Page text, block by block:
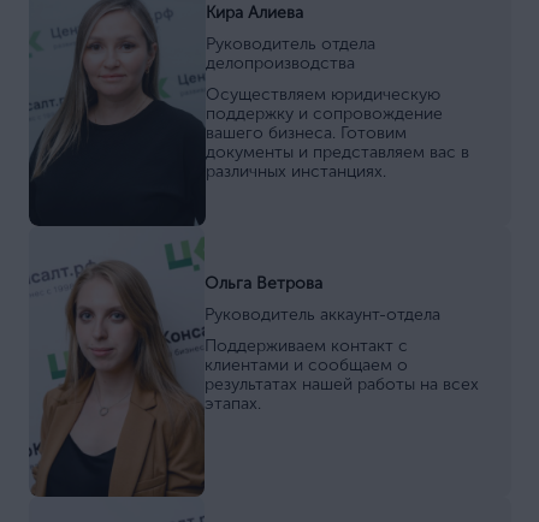
Кира Алиева
Руководитель отдела
делопроизводства
Осуществляем юридическую
поддержку и сопровождение
вашего бизнеса. Готовим
документы и представляем вас в
различных инстанциях.
Ольга Ветрова
Руководитель аккаунт-отдела
Поддерживаем контакт с
клиентами и сообщаем о
результатах нашей работы на всех
этапах.